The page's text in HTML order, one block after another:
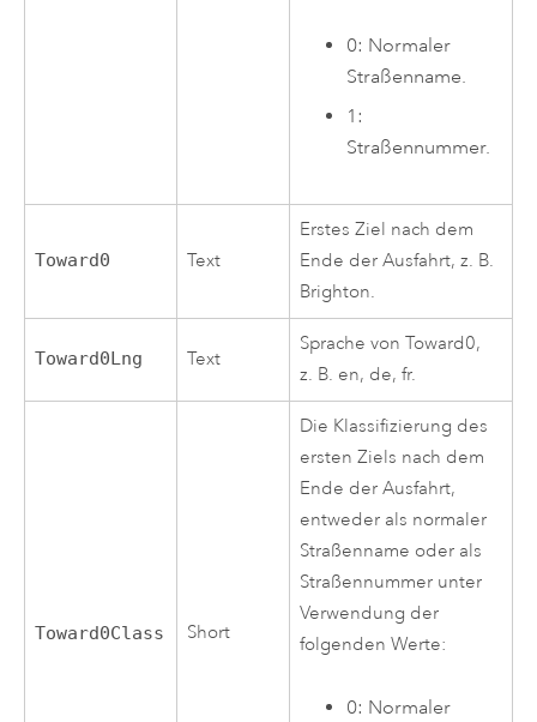
0: Normaler
Straßenname.
1:
Straßennummer.
Toward0 Text
Erstes Ziel nach dem
Ende der Ausfahrt, z. B.
Brighton.
Toward0Lng Text
Sprache von Toward0,
z. B. en, de, fr.
Toward0Class Short
Die Klassifizierung des
ersten Ziels nach dem
Ende der Ausfahrt,
entweder als normaler
Straßenname oder als
Straßennummer unter
Verwendung der
folgenden Werte:
0: Normaler